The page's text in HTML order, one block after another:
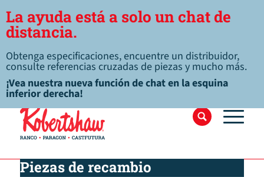
La ayuda está a solo un chat de
distancia.
Obtenga especificaciones, encuentre un distribuidor,
consulte referencias cruzadas de piezas y mucho más.
¡Vea nuestra nueva función de chat en la esquina
inferior derecha!
Piezas de recambio